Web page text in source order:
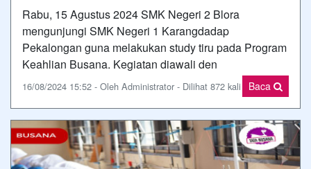
Rabu, 15 Agustus 2024 SMK Negeri 2 Blora
mengunjungi SMK Negeri 1 Karangdadap
Pekalongan guna melakukan study tiru pada Program
Keahlian Busana. Kegiatan diawali den
16/08/2024 15:52 - Oleh Administrator - Dilihat 872 kali Baca